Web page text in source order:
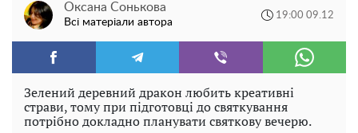
Оксана Сонькова
Всі матеріали автора
19:00 09.12
Зелений деревний дракон любить креативні
страви, тому при підготовці до святкування
потрібно докладно планувати святкову вечерю.